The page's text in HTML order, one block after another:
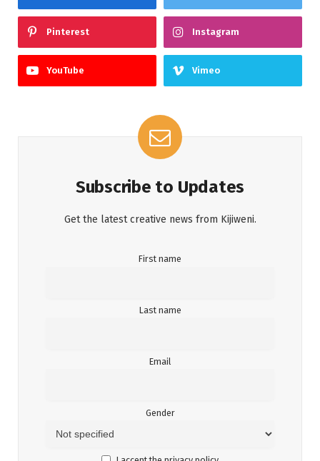
Pinterest Instagram
YouTube Vimeo
Subscribe to Updates
Get the latest creative news from Kijiweni.
First name
Last name
Email
Gender